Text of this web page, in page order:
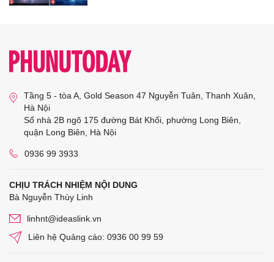
Tầng 5 - tòa A, Gold Season 47 Nguyễn Tuân, Thanh Xuân,
Hà Nội
Số nhà 2B ngõ 175 đường Bát Khối, phường Long Biên,
quận Long Biên, Hà Nội
0936 99 3933
CHỊU TRÁCH NHIỆM NỘI DUNG
Bà Nguyễn Thùy Linh
linhnt@ideaslink.vn
Liên hệ Quảng cáo: 0936 00 99 59